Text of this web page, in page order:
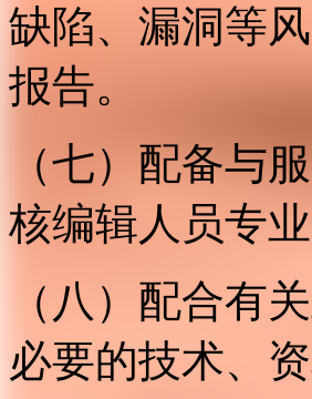
缺陷、漏洞等
报告。
（七）配备与
核编辑人员专业
（八）配合有
必要的技术、